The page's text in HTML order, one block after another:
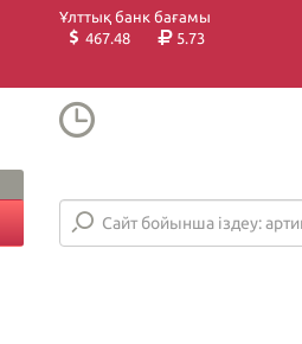
Ұлттық банк бағамы
467.48
5.73